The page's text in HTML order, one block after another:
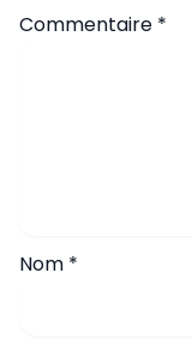
Commentaire *
Nom *